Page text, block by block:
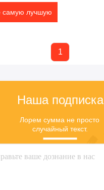
самую лучшую
1
Наша подписка
Лорем сумма не просто
случайный текст.